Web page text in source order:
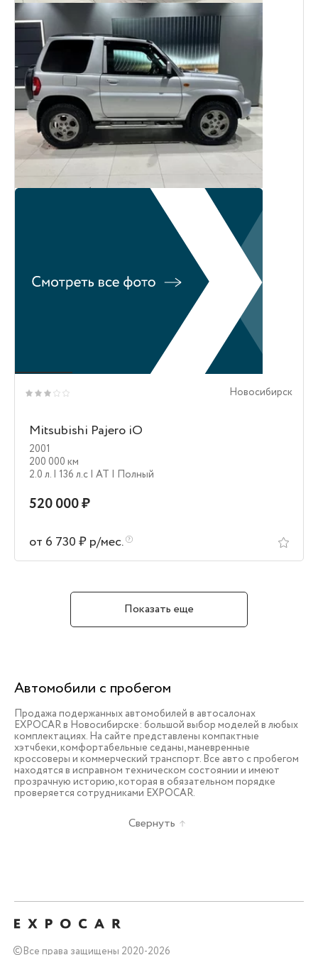
Новосибирск
Mitsubishi Pajero iO
2001
200 000 км
2.0 л. | 136 л.c | AT | Полный
520 000 ₽
от 6 730 ₽ р/мес.
Показать еще
Автомобили с пробегом
Продажа подержанных автомобилей в автосалонах
EXPOCAR в Новосибирске: большой выбор моделей в любых
комплектациях. На сайте представлены компактные
хэтчбеки, комфортабельные седаны, маневренные
кроссоверы и коммерческий транспорт. Все авто с пробегом
находятся в исправном техническом состоянии и имеют
прозрачную историю, которая в обязательном порядке
проверяется сотрудниками EXPOCAR.
Свернуть
©Все права защищены 2020-2026